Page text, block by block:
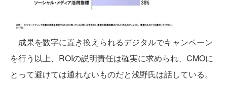
成果を数字に置き換えられるデジタルでキャンペーン
を行う以上、ROIの説明責任は確実に求められ、CMOに
とって避けては通れないものだと浅野氏は話している。